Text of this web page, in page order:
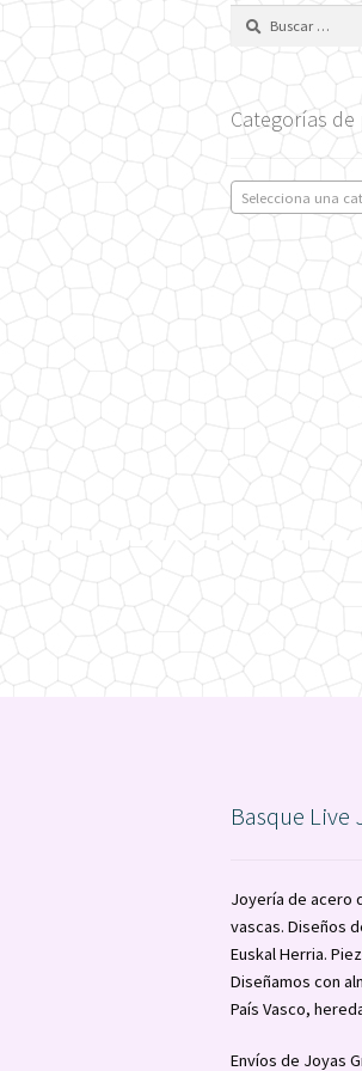
Categorías
Selecciona una
Basque
Joyería de acero
vascas. Diseños
Euskal Herria.
Diseñamos con
País Vasco,
Envíos de Joyas